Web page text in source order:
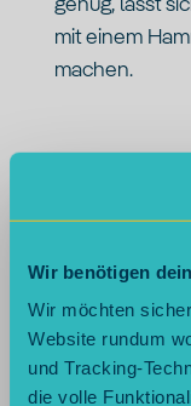
Wir benötigen
Wir möchten
Website rundum
und Tracking-
die volle
genug, lässt
mit einem
machen.
Lege deshalb
einen Kreis
oberste